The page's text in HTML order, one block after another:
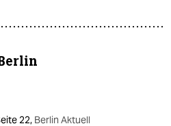
22, Berlin Aktuell